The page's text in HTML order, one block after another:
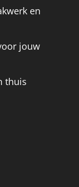
en
jouw
thuis